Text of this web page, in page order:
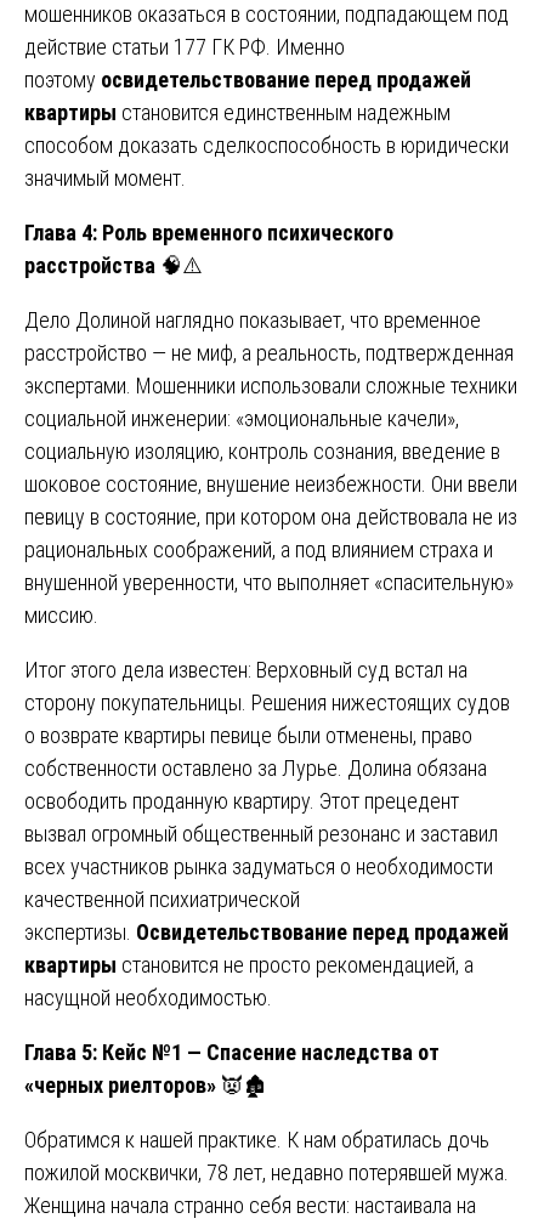
мошенников оказаться в состоянии, подпадающем под
действие статьи 177 ГК РФ. Именно
поэтому освидетельствование перед продажей
квартиры становится единственным надежным
способом доказать сделкоспособность в юридически
значимый момент.
Глава 4: Роль временного психического
расстройства 🧠⚠️
Дело Долиной наглядно показывает, что временное
расстройство — не миф, а реальность, подтвержденная
экспертами. Мошенники использовали сложные техники
социальной инженерии: «эмоциональные качели»,
социальную изоляцию, контроль сознания, введение в
шоковое состояние, внушение неизбежности. Они ввели
певицу в состояние, при котором она действовала не из
рациональных соображений, а под влиянием страха и
внушенной уверенности, что выполняет «спасительную»
миссию.
Итог этого дела известен: Верховный суд встал на
сторону покупательницы. Решения нижестоящих судов
о возврате квартиры певице были отменены, право
собственности оставлено за Лурье. Долина обязана
освободить проданную квартиру. Этот прецедент
вызвал огромный общественный резонанс и заставил
всех участников рынка задуматься о необходимости
качественной психиатрической
экспертизы. Освидетельствование перед продажей
квартиры становится не просто рекомендацией, а
насущной необходимостью.
Глава 5: Кейс №1 — Спасение наследства от
«черных риелторов» 👿🏚️
Обратимся к нашей практике. К нам обратилась дочь
пожилой москвички, 78 лет, недавно потерявшей мужа.
Женщина начала странно себя вести: настаивала на